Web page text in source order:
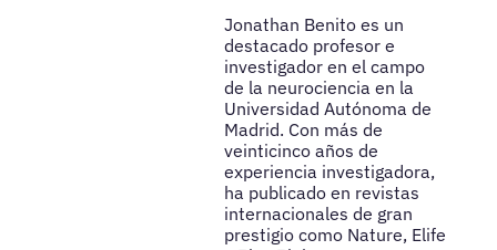
Jonathan Benito es un
destacado profesor e
investigador en el campo
de la neurociencia en la
Universidad Autónoma de
Madrid. Con más de
veinticinco años de
experiencia investigadora,
ha publicado en revistas
internacionales de gran
prestigio como Nature, Elife